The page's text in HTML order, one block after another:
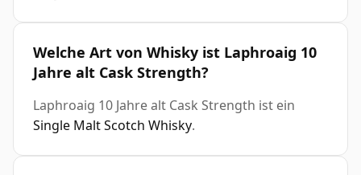
Welche Art von Whisky ist Laphroaig 10
Jahre alt Cask Strength?
Laphroaig 10 Jahre alt Cask Strength ist ein
Single Malt Scotch Whisky.